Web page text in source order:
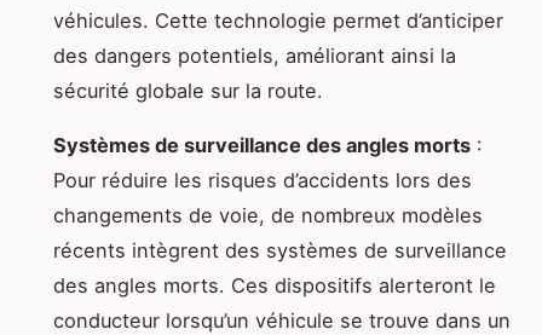
véhicules. Cette technologie permet d’anticiper
des dangers potentiels, améliorant ainsi la
sécurité globale sur la route.
Systèmes de surveillance des angles morts :
Pour réduire les risques d’accidents lors des
changements de voie, de nombreux modèles
récents intègrent des systèmes de surveillance
des angles morts. Ces dispositifs alerteront le
conducteur lorsqu’un véhicule se trouve dans un